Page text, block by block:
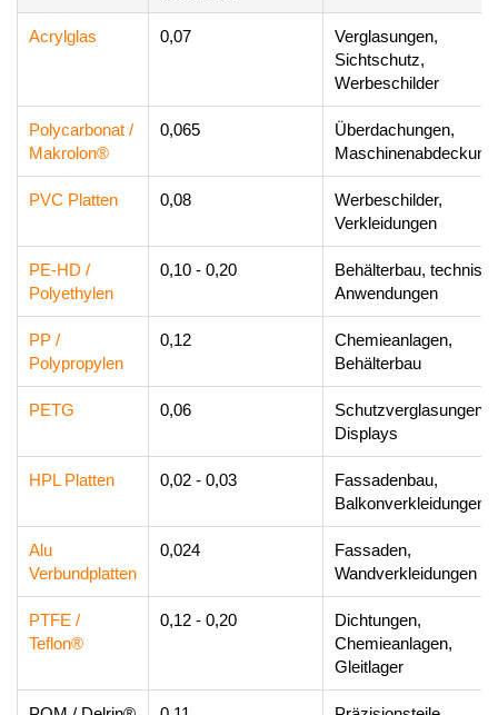
Acrylglas 0,07
Verglasungen,
Sichtschutz,
Werbeschilder
Polycarbonat /
Makrolon®
0,065
Überdachungen,
PVC Platten 0,08
Werbeschilder,
Verkleidungen
PE-HD /
Polyethylen
0,10 - 0,20
Behälterbau,
Anwendungen
PP /
Polypropylen
0,12
Chemieanlagen,
Behälterbau
PETG 0,06
Schutzverglasungen,
Displays
HPL Platten 0,02 - 0,03
Fassadenbau,
Balkonverkleidungen
Alu
Verbundplatten
0,024
Fassaden,
Wandverkleidungen
PTFE /
Teflon®
0,12 - 0,20
Dichtungen,
Chemieanlagen,
Gleitlager